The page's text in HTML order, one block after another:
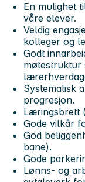
En mulighet
våre elever.
Veldig
kolleger og
Godt
møtestruktur
Systematisk
progresjon.
Læringsbrett
Gode vilkår
God
bane).
Gode
Lønns- og